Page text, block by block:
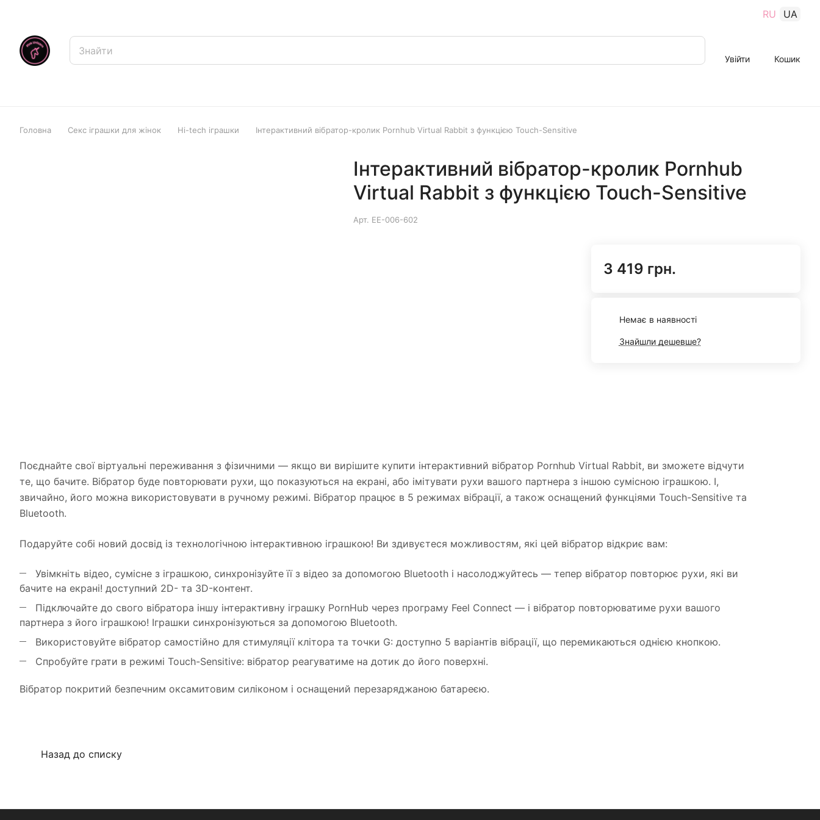
RU UA
Увійти Кошик
Головна Секс іграшки для жінок Hi-tech іграшки Інтерактивний вібратор-кролик Pornhub Virtual Rabbit з функцією Touch-Sensitive
Інтерактивний вібратор-кролик Pornhub
Virtual Rabbit з функцією Touch-Sensitive
Арт. EE-006-602
3 419 грн.
Немає в наявності
Знайшли дешевше?
Поєднайте свої віртуальні переживання з фізичними — якщо ви вирішите купити інтерактивний вібратор Pornhub Virtual Rabbit, ви зможете відчути
те, що бачите. Вібратор буде повторювати рухи, що показуються на екрані, або імітувати рухи вашого партнера з іншою сумісною іграшкою. І,
звичайно, його можна використовувати в ручному режимі. Вібратор працює в 5 режимах вібрації, а також оснащений функціями Touch-Sensitive та
Bluetooth.
Подаруйте собі новий досвід із технологічною інтерактивною іграшкою! Ви здивуєтеся можливостям, які цей вібратор відкриє вам:
Увімкніть відео, сумісне з іграшкою, синхронізуйте її з відео за допомогою Bluetooth і насолоджуйтесь — тепер вібратор повторює рухи, які ви
бачите на екрані! доступний 2D- та 3D-контент.
Підключайте до свого вібратора іншу інтерактивну іграшку PornHub через програму Feel Connect — і вібратор повторюватиме рухи вашого
партнера з його іграшкою! Іграшки синхронізуються за допомогою Bluetooth.
Використовуйте вібратор самостійно для стимуляції клітора та точки G: доступно 5 варіантів вібрації, що перемикаються однією кнопкою.
Спробуйте грати в режимі Touch-Sensitive: вібратор реагуватиме на дотик до його поверхні.
Вібратор покритий безпечним оксамитовим силіконом і оснащений перезаряджаною батареєю.
Назад до списку